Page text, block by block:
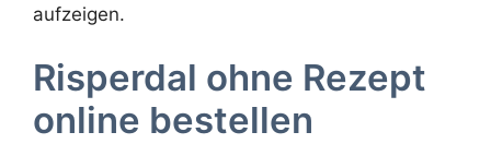
aufzeigen.
Risperdal ohne Rezept
online bestellen